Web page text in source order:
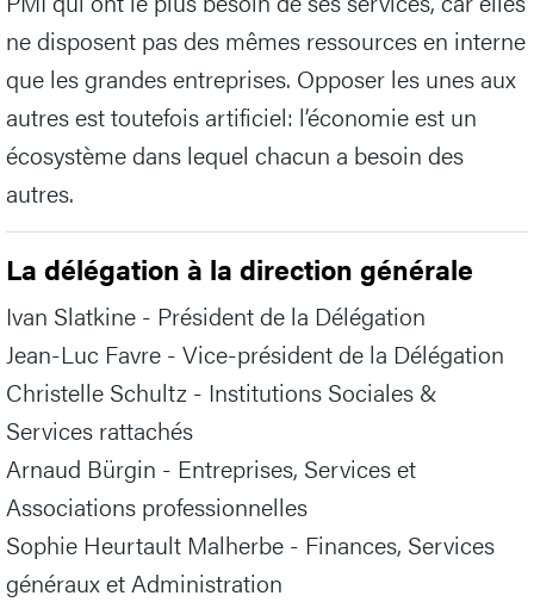
ne disposent pas des mêmes ressources en interne
que les grandes entreprises. Opposer les unes aux
autres est toutefois artificiel: l’économie est un
écosystème dans lequel chacun a besoin des
autres.
La délégation à la direction générale
Ivan Slatkine - Président de la Délégation
Jean-Luc Favre - Vice-président de la Délégation
Christelle Schultz - Institutions Sociales &
Services rattachés
Arnaud Bürgin - Entreprises, Services et
Associations professionnelles
Sophie Heurtault Malherbe - Finances, Services
généraux et Administration